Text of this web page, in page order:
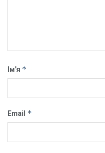
Ім'я *
Email *